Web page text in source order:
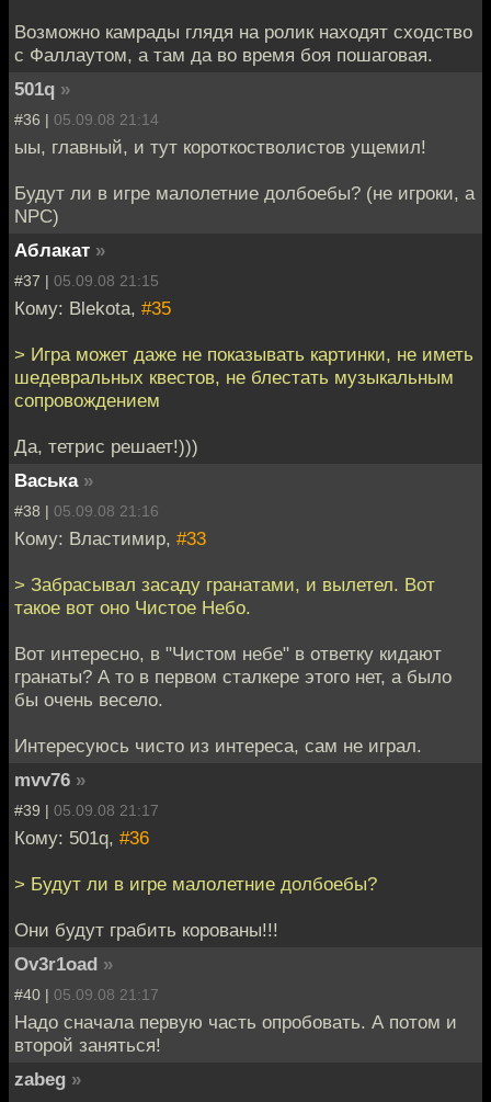
Возможно камрады глядя на ролик находят сходство
с Фаллаутом, а там да во время боя пошаговая.
501q »
#36 | 05.09.08 21:14
ыы, главный, и тут короткостволистов ущемил!
Будут ли в игре малолетние долбоебы? (не игроки, а
NPC)
Аблакат »
#37 | 05.09.08 21:15
Кому: Blekota, #35
> Игра может даже не показывать картинки, не иметь
шедевральных квестов, не блестать музыкальным
сопровождением
Да, тетрис решает!)))
Васька »
#38 | 05.09.08 21:16
Кому: Властимир, #33
> Забрасывал засаду гранатами, и вылетел. Вот
такое вот оно Чистое Небо.
Вот интересно, в "Чистом небе" в ответку кидают
гранаты? А то в первом сталкере этого нет, а было
бы очень весело.
Интересуюсь чисто из интереса, сам не играл.
mvv76 »
#39 | 05.09.08 21:17
Кому: 501q, #36
> Будут ли в игре малолетние долбоебы?
Они будут грабить корованы!!!
Ov3r1oad »
#40 | 05.09.08 21:17
Надо сначала первую часть опробовать. А потом и
второй заняться!
zabeg »